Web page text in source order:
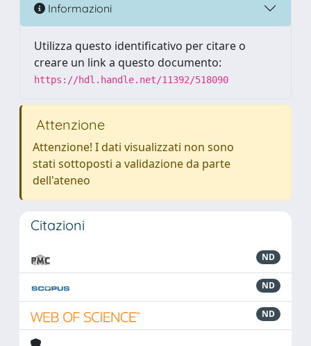
Informazioni
Utilizza questo identificativo per citare o
creare un link a questo documento:
https://hdl.handle.net/11392/518090
Attenzione
Attenzione! I dati visualizzati non sono
stati sottoposti a validazione da parte
dell'ateneo
Citazioni
ND
ND
ND